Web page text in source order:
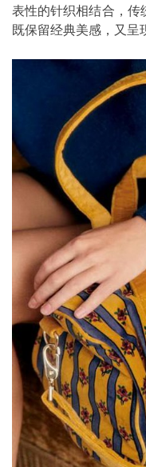
表性的针织相结合，传
既保留经典美感，又呈